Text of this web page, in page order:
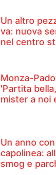
Un altro
va: nuova
nel centro
Monza-
'Partita
mister a noi
Un anno
capolinea:
smog e